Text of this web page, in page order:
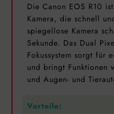
Die Canon EOS R10
Kamera, die schnell
spiegellose Kamera
Sekunde. Das Dual
Fokussystem sorgt für
und bringt Funktionen
und Augen- und
Vorteile: